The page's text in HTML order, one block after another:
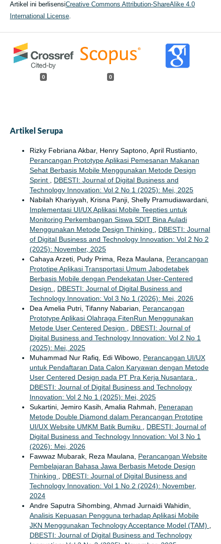
Artikel ini berlisensiCreative Commons Attribution-ShareAlike 4.0
International License.
0 0
Artikel Serupa
Rizky Febriana Akbar, Henry Saptono, April Rustianto,
Perancangan Prototype Aplikasi Pemesanan Makanan
Sehat Berbasis Mobile Menggunakan Metode Design
Sprint
DBESTI: Journal of Digital Business and
Technology Innovation: Vol 2 No 1 (2025): Mei, 2025
Nabilah Khariyyah, Krisna Panji, Shelly Pramudiawardani,
Implementasi UI/UX Aplikasi Mobile Teepties untuk
Monitoring Perkembangan Siswa SDIT Bina Auladi
Menggunakan Metode Design Thinking
DBESTI: Journal
of Digital Business and Technology Innovation: Vol 2 No 2
(2025): November, 2025
Cahaya Arzeti, Pudy Prima, Reza Maulana, Perancangan
Prototipe Aplikasi Transportasi Umum Jabodetabek
Berbasis Mobile dengan Pendekatan User-Centered
Design
DBESTI: Journal of Digital Business and
Technology Innovation: Vol 3 No 1 (2026): Mei, 2026
Dea Amelia Putri, Tifanny Nabarian, Perancangan
Prototype Aplikasi Olahraga FitenRun Menggunakan
Metode User Centered Design
DBESTI: Journal of
Digital Business and Technology Innovation: Vol 2 No 1
(2025): Mei, 2025
Muhammad Nur Rafiq, Edi Wibowo, Perancangan UI/UX
untuk Pendaftaran Data Calon Karyawan dengan Metode
User Centered Design pada PT Pra Kerja Nusantara
DBESTI: Journal of Digital Business and Technology
Innovation: Vol 2 No 1 (2025): Mei, 2025
Sukartini, Jemiro Kasih, Amalia Rahmah, Penerapan
Metode Double Diamond dalam Perancangan Prototipe
UI/UX Website UMKM Batik Bumiku
DBESTI: Journal of
Digital Business and Technology Innovation: Vol 3 No 1
(2026): Mei, 2026
Fawwaz Mubarak, Reza Maulana, Perancangan Website
Pembelajaran Bahasa Jawa Berbasis Metode Design
Thinking
DBESTI: Journal of Digital Business and
Technology Innovation: Vol 1 No 2 (2024): November,
2024
Andre Saputra Sihombing, Ahmad Jurnaidi Wahidin,
Analisis Kepuasan Pengguna terhadap Aplikasi Mobile
JKN Menggunakan Technology Acceptance Model (TAM)
DBESTI: Journal of Digital Business and Technology